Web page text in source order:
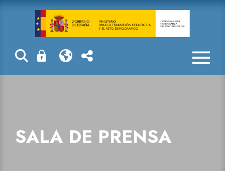
La reserva
SALA DE PRENSA